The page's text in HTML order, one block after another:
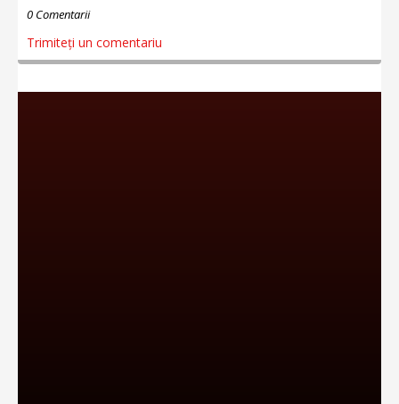
0 Comentarii
Trimiteți un comentariu